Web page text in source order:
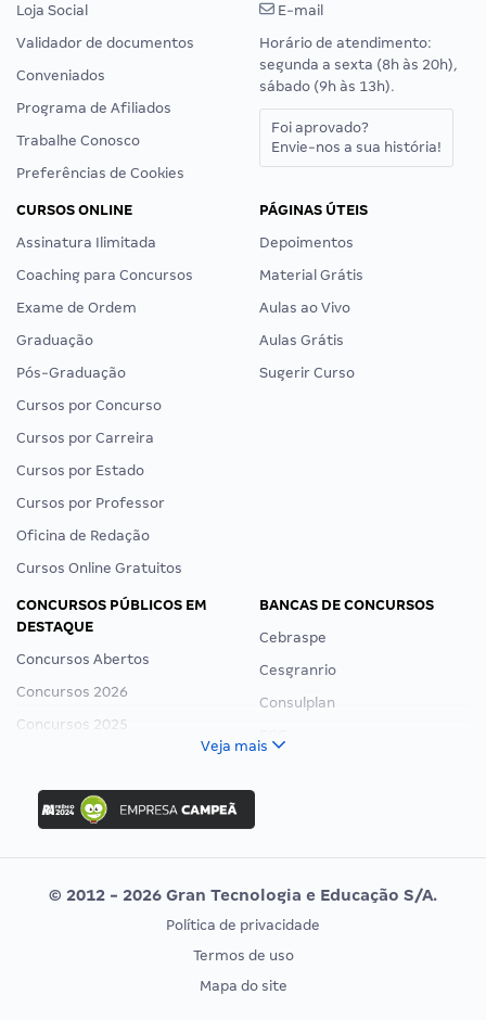
Loja Social
Validador de documentos
Conveniados
Programa de Afiliados
Trabalhe Conosco
Preferências de Cookies
E-mail
Horário de atendimento:
segunda a sexta (8h às 20h),
sábado (9h às 13h).
Foi aprovado?
Envie-nos a sua história!
CURSOS ONLINE
Assinatura Ilimitada
Coaching para Concursos
Exame de Ordem
Graduação
Pós-Graduação
Cursos por Concurso
Cursos por Carreira
Cursos por Estado
Cursos por Professor
Oficina de Redação
Cursos Online Gratuitos
PÁGINAS ÚTEIS
Depoimentos
Material Grátis
Aulas ao Vivo
Aulas Grátis
Sugerir Curso
CONCURSOS PÚBLICOS EM
DESTAQUE
Concursos Abertos
Concursos 2026
Concursos 2025
Concurso Nacional Unificado
Concurso Ibama
Concurso MPU
Editais publicados
BANCAS DE CONCURSOS
Cebraspe
Cesgranrio
Consulplan
Vunesp
CONCURSOS POR PROFISSÃO
EXAME DE ORDEM
Veja mais
© 2012 - 2026 Gran Tecnologia e Educação S/A.
Política de privacidade
Termos de uso
Mapa do site